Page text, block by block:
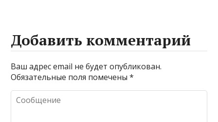
Добавить комментарий
Ваш адрес email не будет опубликован.
Обязательные поля помечены*